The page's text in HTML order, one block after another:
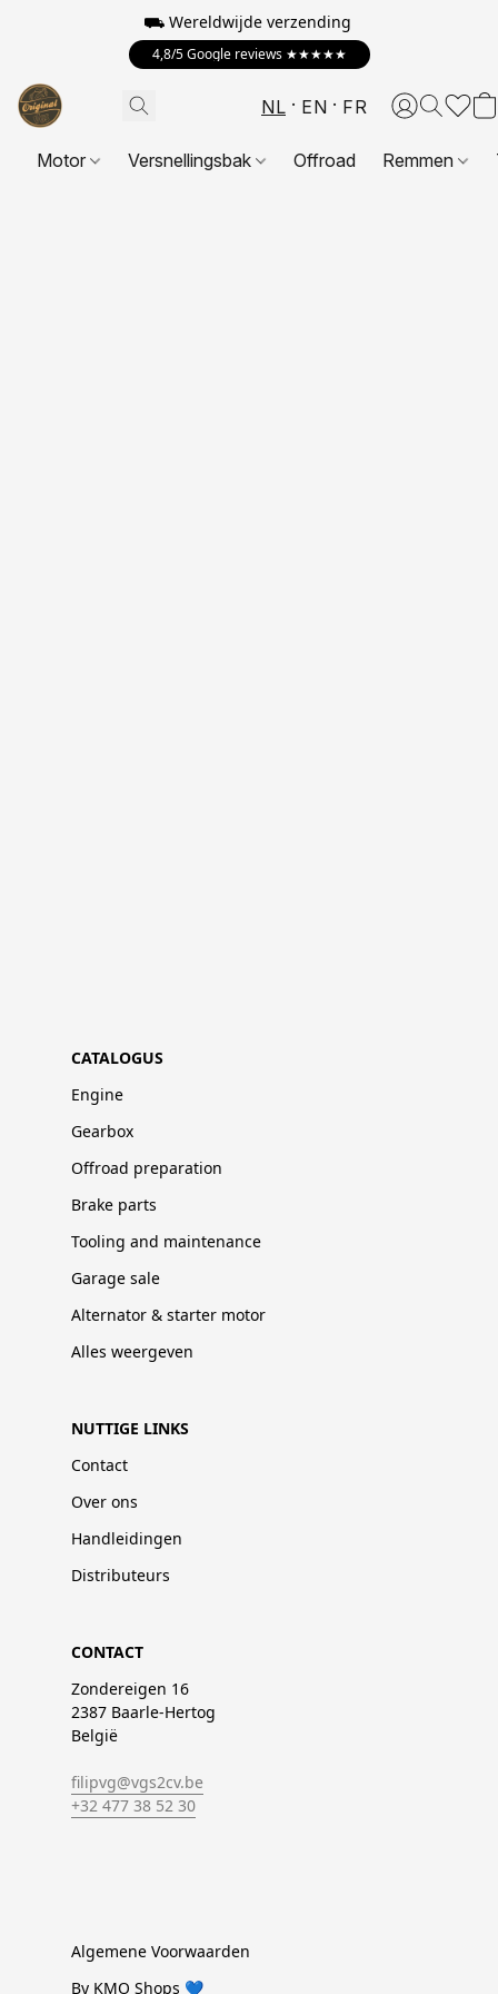
⛟ Wereldwijde verzending
4,8/5 Google reviews ★★★★★
NL EN FR
Motor Versnellingsbak Offroad Remmen
CATALOGUS
Engine
Gearbox
Offroad preparation
Brake parts
Tooling and maintenance
Garage sale
Alternator & starter motor
Alles weergeven
NUTTIGE LINKS
Contact
Over ons
Handleidingen
Distributeurs
CONTACT
Zondereigen 16
2387 Baarle-Hertog
België
filipvg@vgs2cv.be
+32 477 38 52 30
Algemene Voorwaarden
By KMO Shops 💙